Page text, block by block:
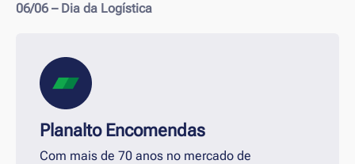
06/06 – Dia da Logística
Planalto Encomendas
Com mais de 70 anos no mercado de